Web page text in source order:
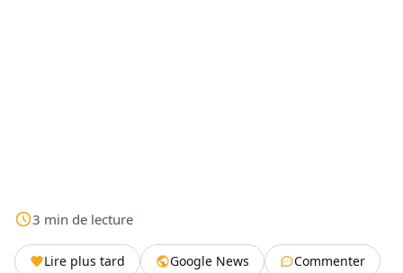
3 min de lecture
Lire plus tard Google News
Commenter